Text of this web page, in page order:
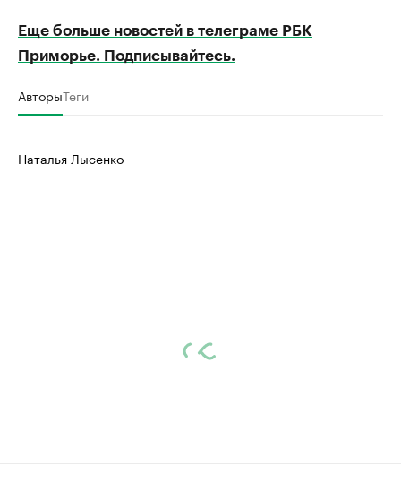
Еще больше новостей в телеграме РБК
Приморье. Подписывайтесь.
АвторыТеги
Наталья Лысенко